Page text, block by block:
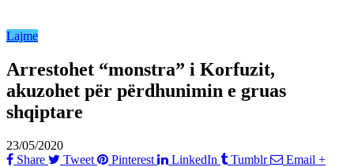
Lajme
Arrestohet “monstra” i Korfuzit,
akuzohet për përdhunimin e gruas
shqiptare
23/05/2020
Share
Tweet Pinterest LinkedIn Tumblr Email +